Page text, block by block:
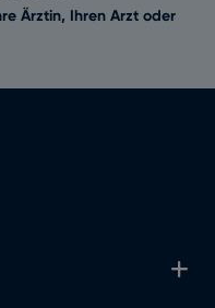
Ärztin, Ihren Arzt oder